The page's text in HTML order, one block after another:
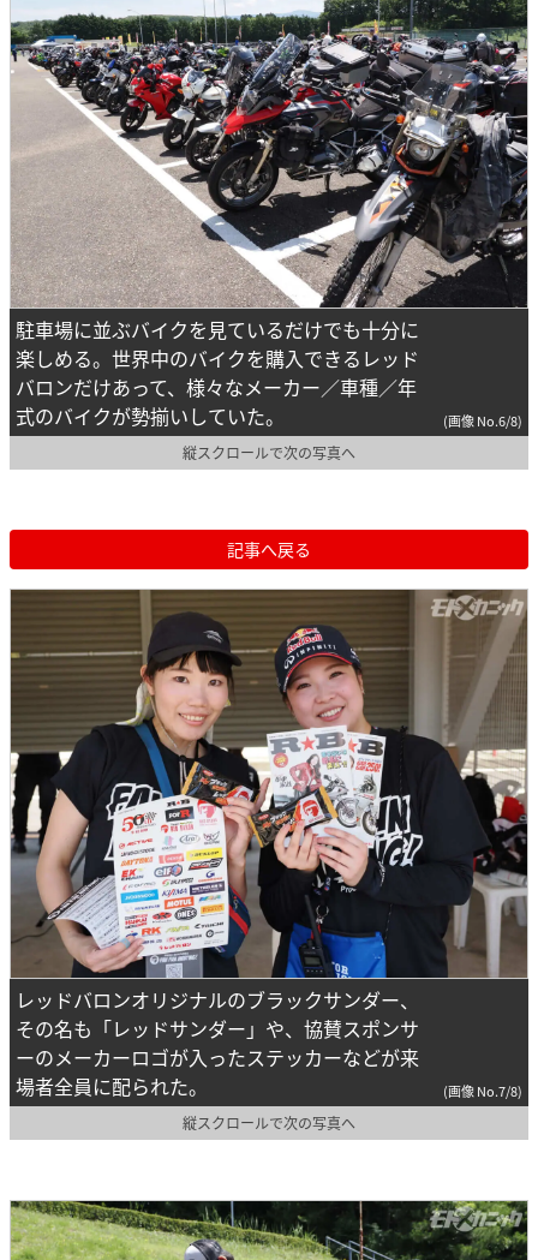
駐車場に並ぶバイクを見ているだけでも十分に
楽しめる。世界中のバイクを購入できるレッド
バロンだけあって、様々なメーカー／車種／年
式のバイクが勢揃いしていた。
(画像 No.6/8)
縦スクロールで次の写真へ
記事へ戻る
レッドバロンオリジナルのブラックサンダー、
その名も「レッドサンダー」や、協賛スポンサ
ーのメーカーロゴが入ったステッカーなどが来
場者全員に配られた。
(画像 No.7/8)
縦スクロールで次の写真へ